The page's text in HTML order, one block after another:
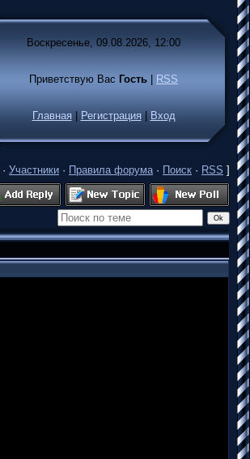
Воскресенье, 09.08.2026, 12:00
Приветствую Вас Гость RSS
Главная Регистрация Вход
· Участники · Правила форума· Поиск · RSS ]